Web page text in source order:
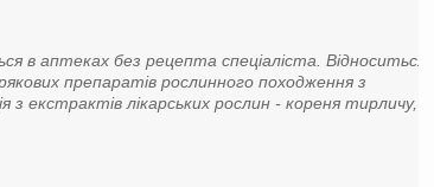
в аптеках без рецепта спеціаліста. Відноситься
препаратів рослинного походження з
екстрактів лікарських рослин - кореня тирличу,